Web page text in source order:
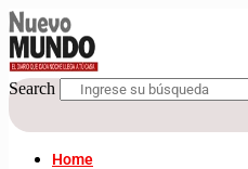
Search
Home